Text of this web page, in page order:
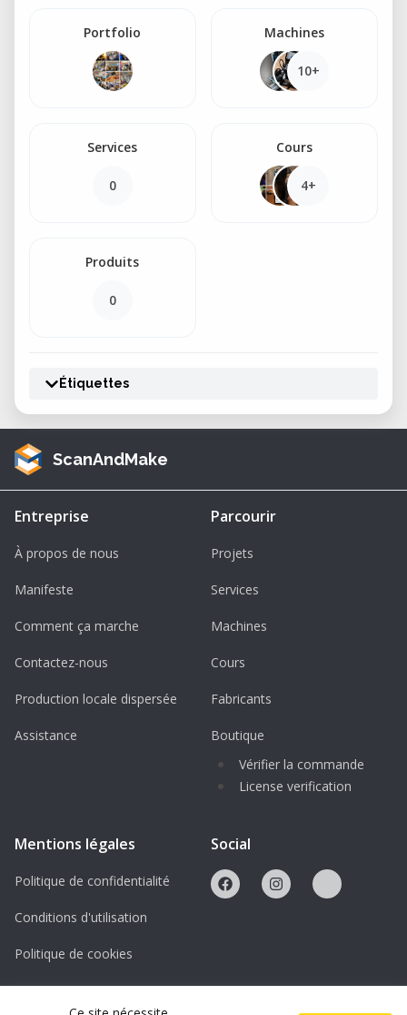
Portfolio Machines
10+
Services
0
Cours
4+
Produits
0
Étiquettes
ScanAndMake
Entreprise
À propos de nous
Manifeste
Comment ça marche
Contactez-nous
Production locale dispersée
Assistance
Parcourir
Projets
Services
Machines
Cours
Fabricants
Boutique
Vérifier la commande
License verification
Mentions légales
Politique de confidentialité
Conditions d'utilisation
Politique de cookies
Licences
Social